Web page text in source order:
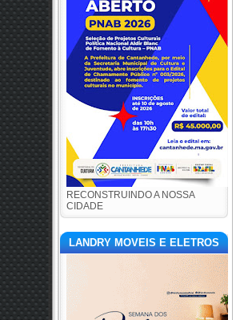
RECONSTRUINDO A NOSSA
CIDADE
LANDRY MOVEIS E ELETROS